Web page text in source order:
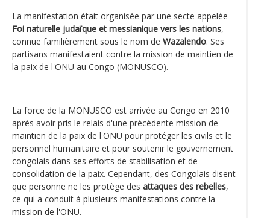
La manifestation était organisée par une secte appelée
Foi naturelle judaïque et messianique vers les nations,
connue familièrement sous le nom de Wazalendo. Ses
partisans manifestaient contre la mission de maintien de
la paix de l'ONU au Congo (MONUSCO).
La force de la MONUSCO est arrivée au Congo en 2010
après avoir pris le relais d'une précédente mission de
maintien de la paix de l'ONU pour protéger les civils et le
personnel humanitaire et pour soutenir le gouvernement
congolais dans ses efforts de stabilisation et de
consolidation de la paix. Cependant, des Congolais disent
que personne ne les protège des attaques des rebelles,
ce qui a conduit à plusieurs manifestations contre la
mission de l'ONU.